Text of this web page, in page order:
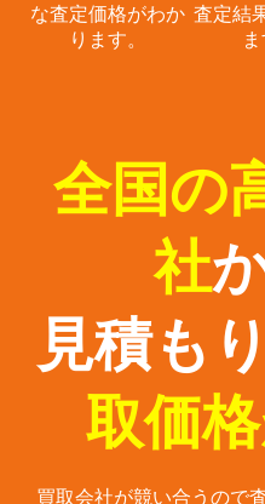
な査定価格がわか
ります。
査定結
ま
全国の
社
見積も
取価
買取会社が競い合うので